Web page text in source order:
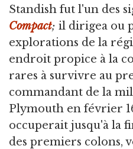
Standish fut l'un des
Compact; il dirigea ou
explorations de la
endroit propice à la
rares à survivre au
commandant de la
Plymouth en février
occuperait jusqu'à la
des premiers colons,